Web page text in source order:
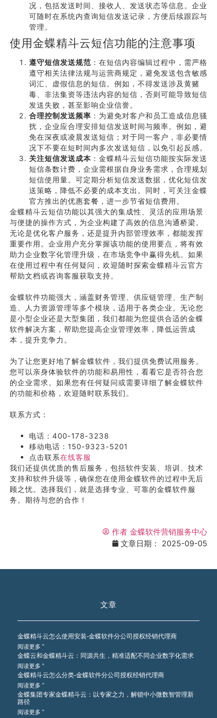
况，包括发送时间、接收人、发送状态等信息。企业
可随时在系统内查询短信发送记录，方便后续跟踪与
管理。
使用金蝶精斗云短信功能的注意事项
遵守短信发送规范 ：在短信内容编辑过程中，需严格
遵守相关法律法规与运营商规定，避免发送包含敏感
词汇、虚假信息的短信。例如，不得发送涉及黄赌
毒、非法集资等违法内容的短信，否则可能导致短信
发送失败，甚至影响企业信誉。
合理控制发送频率 ：为避免对客户和员工造成信息骚
扰，企业应合理安排短信发送时间与频率。例如，避
免在深夜或凌晨发送短信；对于同一客户，非必要情
况下不要在短时间内多次发送短信，以免引起反感。
关注短信发送成本 ：金蝶精斗云短信功能按实际发送
短信条数计费，企业需根据自身业务需求，合理规划
短信使用量。可定期分析短信发送数据，优化短信发
送策略，降低不必要的成本支出。同时，可关注金蝶
官方推出的优惠套餐，进一步节省短信费用。
金蝶精斗云短信功能以其强大的集成性、灵活的应用场景
与便捷的操作方式，为企业构建了高效的信息沟通桥梁。
无论是优化客户服务，还是提升内部管理效率，都能发挥
重要作用。企业用户充分掌握该功能的使用要点，将有效
助力企业数字化管理升级，在市场竞争中赢得先机。如果
在使用过程中有任何疑问，欢迎随时探索金蝶精斗云官方
帮助文档或咨询客服获取支持。
金蝶软件功能强大，涵盖财务管理、供应链管理、生产制
造、人力资源管理等多个模块，适用于各类企业。无论您
是小型企业还是大型集团，我们都能为您提供合适的金蝶
软件解决方案，帮助您提高企业管理效率，降低运营成
本，提升竞争力。
为了让您更好地了解金蝶软件，我们提供免费试用服务。
您可以亲身体验软件的功能和易用性，看看它是否符合您
的企业需求。如果您有任何疑问或需要详细了解金蝶软件
的功能和价格，欢迎随时联系我们。
联系方式：
电话：400-178-3238
移动电话：150-9323-5201
点击联系在线客服
我们还提供优质的售后服务，包括软件安装、培训、技术
支持和软件升级等，确保您在使用金蝶软件的过程中无后
顾之忧。选择我们，就是选择专业、可靠的金蝶软件服
务。期待与您的合作！
作者 金蝶软件营销服务中心
文章日期：
2025-09-05
文章
金蝶精斗云怎么使用安装-金蝶软件分公司授权经销代理商
阅读更多 ”
金蝶云和金蝶精斗云：同源共生，精准适配不同企业数字化需求
阅读更多 ”
金蝶精斗云怎么分类-金蝶软件分公司授权经销代理商
阅读更多 ”
金蝶集团专家金蝶精斗云：以专家之力，解锁中小微数智管理新
路径
阅读更多 ”